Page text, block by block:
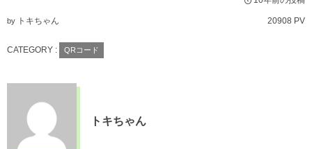
by トキちゃん 20908 PV
CATEGORY : QRコード
トキちゃん